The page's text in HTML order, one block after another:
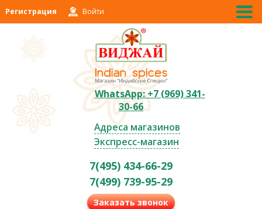
Регистрация Войти
WhatsApp: +7 (969) 341-
30-66
Адреса магазинов
Экспресс-магазин
7(495) 434-66-29
7(499) 739-95-29
Заказать звонок